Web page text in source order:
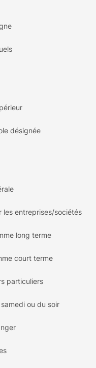
désignée
les entreprises/sociétés
long terme
court terme
particuliers
ou du soir